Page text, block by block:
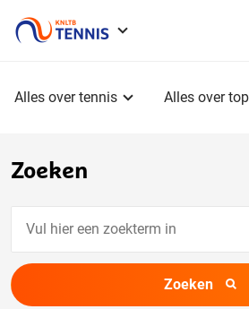
Alles over tennis Alles over
Zoeken
een
zoekterm
Zoeken